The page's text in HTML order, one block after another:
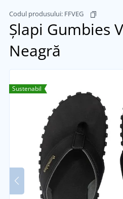
Codul produsului: FFVEG
Șlapi Gumbies
Neagră
Sustenabil